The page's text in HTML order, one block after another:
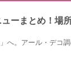
ーまとめ！場
へ。アール・デコ